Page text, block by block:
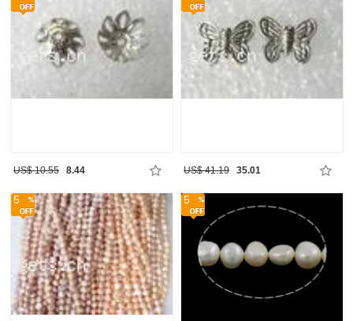
US$ 10.55 8.44 US$ 41.19 35.01
5 5